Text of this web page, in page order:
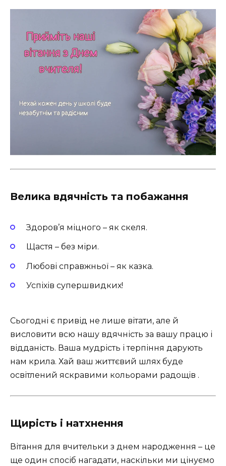
Велика вдячність та побажання
Здоров’я міцного – як скеля.
Щастя – без міри.
Любові справжньої – як казка.
Успіхів супершвидких!
Сьогодні є привід не лише вітати, але й
висловити всю нашу вдячність за вашу працю і
відданість. Ваша мудрість і терпіння дарують
нам крила. Хай ваш життєвий шлях буде
освітлений яскравими кольорами радощів .
Щирість і натхнення
Вітання для вчительки з днем народження – це
ще один спосіб нагадати, наскільки ми цінуємо